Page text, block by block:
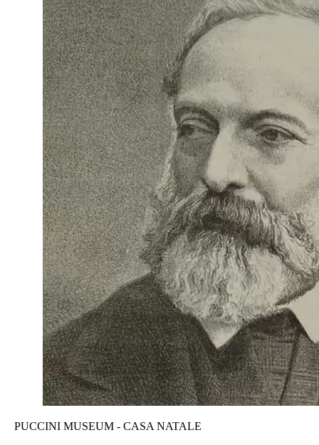
PUCCINI MUSEUM - CASA NATALE